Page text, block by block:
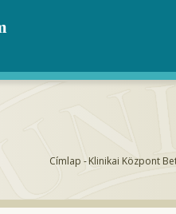
Címlap -Klinikai Központ